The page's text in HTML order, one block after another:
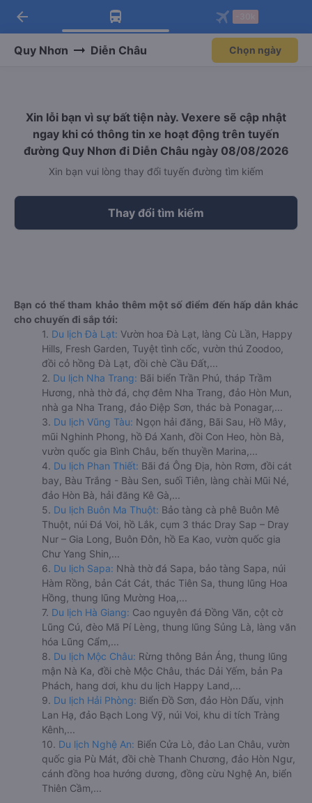
Tải app Vexere ngay!
Nhận ưu đãi thành viên độc
Mở app
Tải app Vexere
-30k/ghế khi đặt vé máy bay qua
Mở app
arrow_back
Quy Nhơn Diễn Châu Chọn ngày
Xin lỗi bạn vì sự bất tiện này. Vexere sẽ cập nhật
ngay khi có thông tin xe hoạt động trên tuyến
đường Quy Nhơn đi Diễn Châu ngày 08/08/2026
Xin bạn vui lòng thay đổi tuyến đường tìm kiếm
Thay đổi tìm kiếm
Bạn có thể tham khảo thêm một số điểm đến hấp dẫn khác
cho chuyến đi sắp tới:
1. Du lịch Đà Lạt: Vườn hoa Đà Lạt, làng Cù Lần, Happy
Hills, Fresh Garden, Tuyệt tình cốc, vườn thú Zoodoo,
đồi cỏ hồng Đà Lạt, đồi chè Cầu Đất,...
2. Du lịch Nha Trang: Bãi biển Trần Phú, tháp Trầm
Hương, nhà thờ đá, chợ đêm Nha Trang, đảo Hòn Mun,
nhà ga Nha Trang, đảo Điệp Sơn, thác bà Ponagar,...
3. Du lịch Vũng Tàu: Ngọn hải đăng, Bãi Sau, Hồ Mây,
mũi Nghinh Phong, hồ Đá Xanh, đồi Con Heo, hòn Bà,
vườn quốc gia Bình Châu, bến thuyền Marina,...
4. Du lịch Phan Thiết: Bãi đá Ông Địa, hòn Rơm, đồi cát
bay, Bàu Trắng - Bàu Sen, suối Tiên, làng chài Mũi Né,
đảo Hòn Bà, hải đăng Kê Gà,...
5. Du lịch Buôn Ma Thuột: Bảo tàng cà phê Buôn Mê
Thuột, núi Đá Voi, hồ Lắk, cụm 3 thác Dray Sap – Dray
Nur – Gia Long, Buôn Đôn, hồ Ea Kao, vườn quốc gia
Chư Yang Shin,...
6. Du lịch Sapa: Nhà thờ đá Sapa, bảo tàng Sapa, núi
Hàm Rồng, bản Cát Cát, thác Tiên Sa, thung lũng Hoa
Hồng, thung lũng Mường Hoa,...
7. Du lịch Hà Giang: Cao nguyên đá Đồng Văn, cột cờ
Lũng Cú, đèo Mã Pí Lèng, thung lũng Sủng Là, làng văn
hóa Lũng Cẩm,...
8. Du lịch Mộc Châu: Rừng thông Bản Áng, thung lũng
mận Nà Ka, đồi chè Mộc Châu, thác Dải Yếm, bản Pa
Phách, hang dơi, khu du lịch Happy Land,...
9. Du lịch Hải Phòng: Biển Đồ Sơn, đảo Hòn Dấu, vịnh
Lan Hạ, đảo Bạch Long Vỹ, núi Voi, khu di tích Tràng
Kênh,...
10. Du lịch Nghệ An: Biển Cửa Lò, đảo Lan Châu, vườn
quốc gia Pù Mát, đồi chè Thanh Chương, đảo Hòn Ngư,
cánh đồng hoa hướng dương, đồng cừu Nghệ An, biển
Thiên Cầm,...